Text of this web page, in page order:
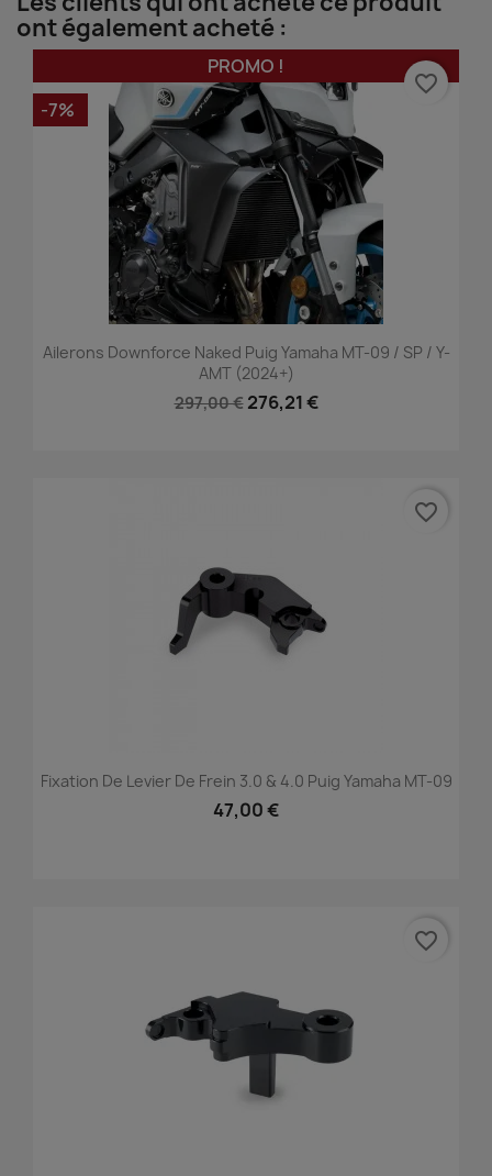
ont également acheté :
Ailerons Downforce Naked Puig Yamaha MT-09 / SP / Y-
AMT (2024+)
297,00 € 276,21 €
PROMO !
-7%
favorite_border
Fixation De Levier De Frein 3.0 & 4.0 Puig Yamaha MT-09
47,00 €
favorite_border
favorite_border